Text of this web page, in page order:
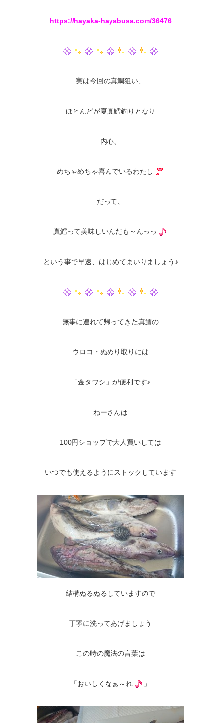
https://hayaka-hayabusa.com/36476
実は今回の真鯛狙い、
ほとんどが夏真鱈釣りとなり
内心、
めちゃめちゃ喜んでいるわたし
だって、
真鱈って美味しいんだも～んっっ
という事で早速、はじめてまいりましょう♪
無事に連れて帰ってきた真鱈の
ウロコ・ぬめり取りには
「金タワシ」が便利です♪
ねーさんは
100円ショップで大人買いしては
いつでも使えるようにストックしています
結構ぬるぬるしていますので
丁寧に洗ってあげましょう
この時の魔法の言葉は
「おいしくなぁ～れ 」